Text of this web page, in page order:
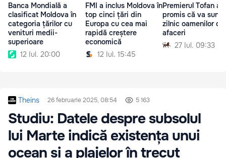
Banca Mondială a
clasificat Moldova în
categoria țărilor cu
venituri medii-
superioare
12 Iul. 20:00
FMI a inclus Moldova în
top cinci țări din
Europa cu cea mai
rapidă creștere
economică
12 Iul. 15:45
Premierul Tofan a
promis că va suna
zilnic oamenilor de
afaceri
27 Iul. 09:33
Theins 26 februarie 2025, 08:54 5 163
Studiu: Datele despre subsolul
lui Marte indică existența unui
ocean și a plajelor în trecut